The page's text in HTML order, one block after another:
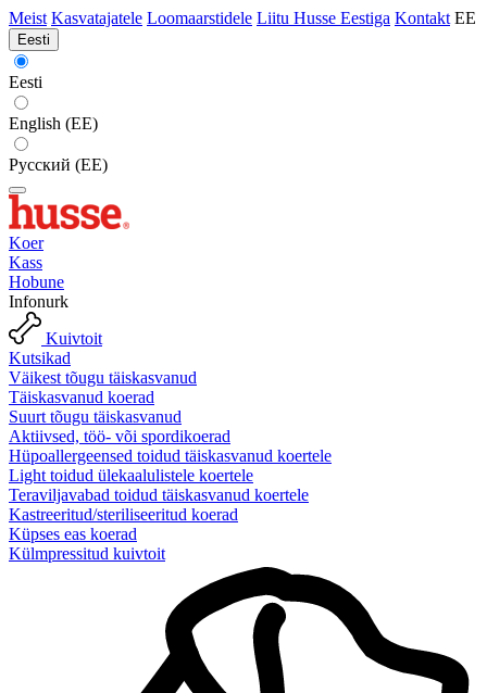
Meist Kasvatajatele Loomaarstidele Liitu Husse Eestiga Kontakt EE
Eesti
Eesti
English (EE)
Русский (EE)
Koer
Kass
Hobune
Infonurk
Kuivtoit
Kutsikad
Väikest tõugu täiskasvanud
Täiskasvanud koerad
Suurt tõugu täiskasvanud
Aktiivsed, töö- või spordikoerad
Hüpoallergeensed toidud täiskasvanud koertele
Light toidud ülekaalulistele koertele
Teraviljavabad toidud täiskasvanud koertele
Kastreeritud/steriliseeritud koerad
Küpses eas koerad
Külmpressitud kuivtoit